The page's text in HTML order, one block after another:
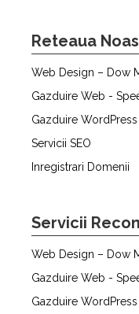
Reteaua
Web Design – Dow
Gazduire Web -
Gazduire WordPress
Servicii SEO
Inregistrari Domenii
Servicii
Web Design – Dow
Gazduire Web -
Gazduire WordPress